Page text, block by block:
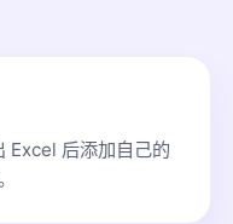
Excel 后添加自己的